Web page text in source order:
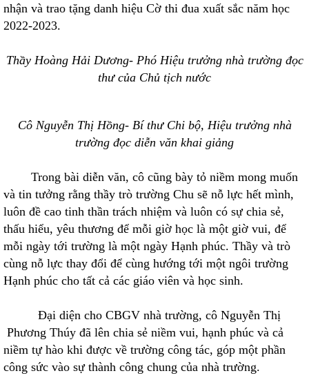
nhận và trao tặng danh hiệu Cờ thi đua xuất sắc năm học
2022-2023.
Thầy Hoàng Hải Dương- Phó Hiệu trưởng nhà trường đọc
thư của Chủ tịch nước
Cô Nguyễn Thị Hồng- Bí thư Chi bộ, Hiệu trưởng nhà
trường đọc diễn văn khai giảng
Trong bài diễn văn, cô cũng bày tỏ niềm mong muốn
và tin tưởng rằng thầy trò trường Chu sẽ nỗ lực hết mình,
luôn đề cao tinh thần trách nhiệm và luôn có sự chia sẻ,
thấu hiểu, yêu thương để mỗi giờ học là một giờ vui, để
mỗi ngày tới trường là một ngày Hạnh phúc. Thầy và trò
cùng nỗ lực thay đổi để cùng hướng tới một ngôi trường
Hạnh phúc cho tất cả các giáo viên và học sinh.
Đại diện cho CBGV nhà trường, cô Nguyễn Thị
Phương Thúy đã lên chia sẻ niềm vui, hạnh phúc và cả
niềm tự hào khi được về trường công tác, góp một phần
công sức vào sự thành công chung của nhà trường.